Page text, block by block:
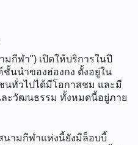
กีฬา") เปิดให้บริการในปี
ชั้นนำของฮ่องกง ตั้งอยู่ใน
นทั่วไปได้มีโอกาสชม และมี
ะวัฒนธรรม ทั้งหมดนี้อยู่ภาย
นามกีฬาแห่งนี้ยังมีล็อบบี้